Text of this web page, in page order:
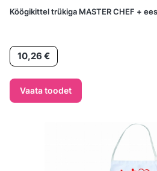
Köögikittel trükiga MASTER CHEF +
Hind10,26 €
Vaata toodet